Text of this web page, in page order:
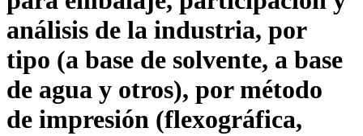
análisis de la industria, por
tipo (a base de solvente, a base
de agua y otros), por método
de impresión (flexográfica,